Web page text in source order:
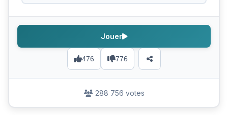
476 776
Jouer
288 756 votes